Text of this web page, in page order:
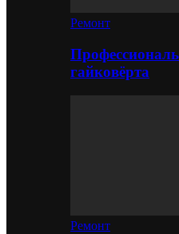
Ремонт
гайковёрта
Ремонт